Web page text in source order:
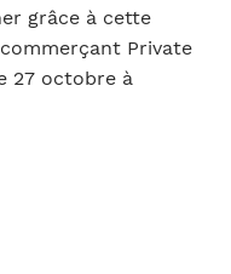
grâce à cette
Private
27 octobre à